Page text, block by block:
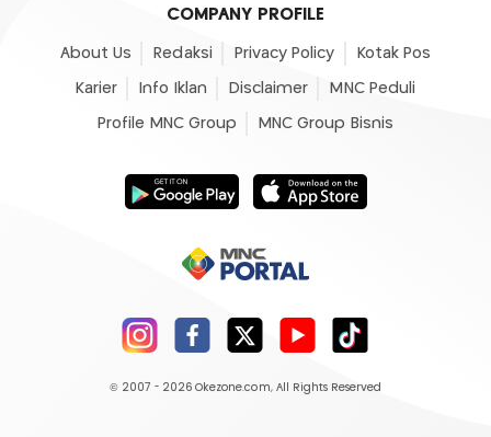
COMPANY PROFILE
About Us Redaksi Privacy Policy Kotak Pos
Karier Info Iklan Disclaimer MNC Peduli
Profile MNC Group MNC Group Bisnis
© 2007 - 2026 Okezone.com, All Rights Reserved